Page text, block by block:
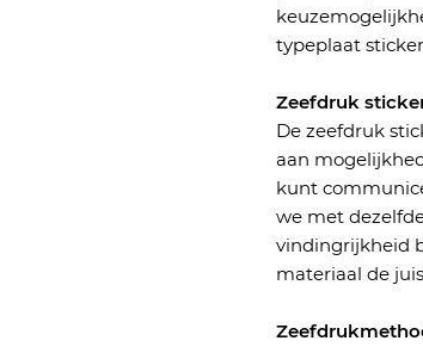
typeplaat
Zeefdruk
De zeefdruk
aan
kunt
we met
vindingrijkheid
materiaal de